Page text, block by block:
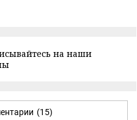
на наши
(15)